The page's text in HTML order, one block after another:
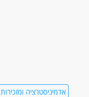
אדמיניסטרציה ומזכירות